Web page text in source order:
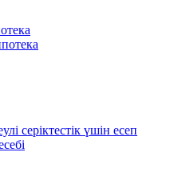
серіктестік үшін есеп